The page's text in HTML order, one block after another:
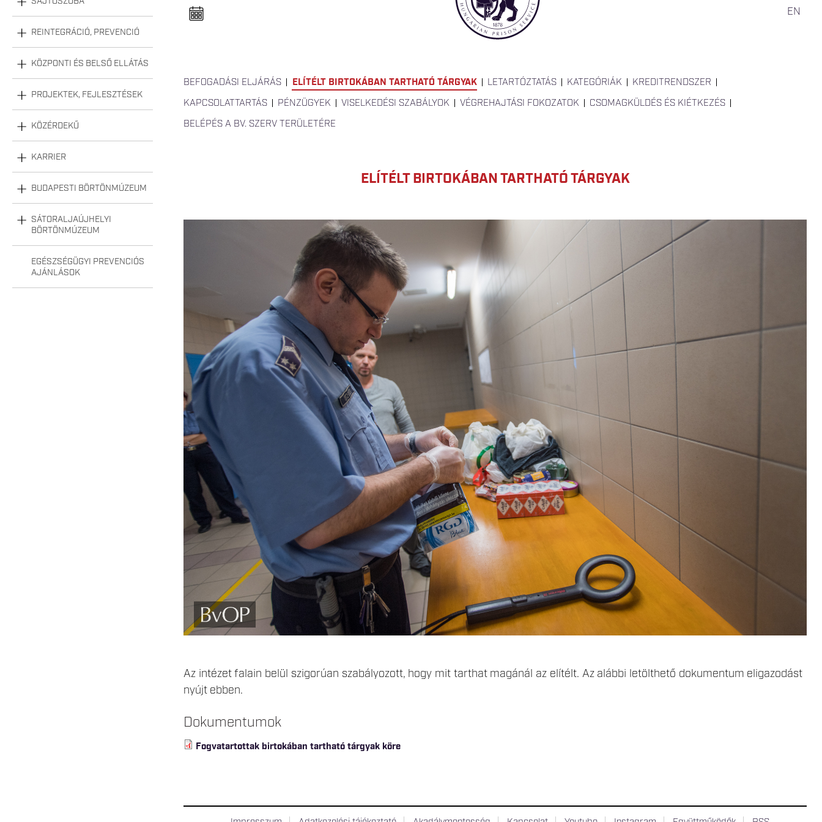
REINTEGRÁCIÓ, PREVENCIÓ
KÖZPONTI ÉS BELSŐ ELLÁTÁS
PROJEKTEK, FEJLESZTÉSEK
KÖZÉRDEKŰ
KARRIER
BUDAPESTI BÖRTÖNMÚZEUM
SÁTORALJAÚJHELYI
BÖRTÖNMÚZEUM
EGÉSZSÉGÜGYI PREVENCIÓS
AJÁNLÁSOK
EN
e
l
a
BEFOGADÁSI ELJÁRÁS ELÍTÉLT BIRTOKÁBAN TARTHATÓ TÁRGYAK LETARTÓZTATÁS KATEGÓRIÁK
KREDITRENDSZER
KAPCSOLATTARTÁS
PÉNZÜGYEK VISELKEDÉSI SZABÁLYOK VÉGREHAJTÁSI FOKOZATOK
CSOMAGKÜLDÉS ÉS KIÉTKEZÉS
BELÉPÉS A BV. SZERV TERÜLETÉRE
ELÍTÉLT BIRTOKÁBAN TARTHATÓ TÁRGYAK
VESZPREM_1_HONLAP-29.JPG
Az intézet falain belül szigorúan szabályozott, hogy mit tarthat magánál az elítélt. Az alábbi letölthető dokumentum eligazodást
nyújt ebben.
Dokumentumok
Fogvatartottak birtokában tartható tárgyak köre